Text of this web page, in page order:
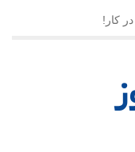
کار!
در روزگار دشوار